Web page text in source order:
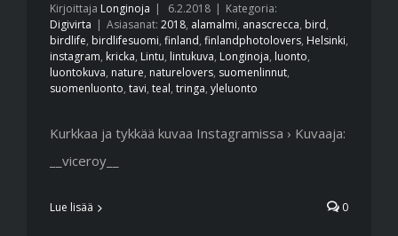
Kirjoittaja Longinoja 6.2.2018
Kategoria:
Digivirta
Asiasanat: 2018, alamalmi, anascrecca, bird,
birdlife, birdlifesuomi, finland, finlandphotolovers, Helsinki,
instagram, kricka, Lintu, lintukuva, Longinoja, luonto,
luontokuva, nature, naturelovers, suomenlinnut,
suomenluonto, tavi, teal, tringa, yleluonto
Kurkkaa ja tykkää kuvaa Instagramissa › Kuvaaja:
__viceroy__
Lue lisää 0